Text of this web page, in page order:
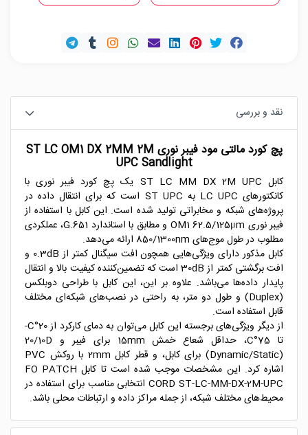
نقد و بررسی
پچ کورد مالتی مود فیبر نوری ST LC OM1 DX 2MM 2M
UPC Sandlight
کابل ST LC MM DX 2M UPC یک پچ کورد فیبر نوری با
کانکتورهای LC UPC به ST UPC است که برای انتقال داده در
پروژه‌های شبکه و مخابراتی تولید شده است. این کابل با استفاده از
فیبر نوری OM1 62.5/125μm و مطابق با استاندارد G.651، عملکردی
مطلوب در طول موج‌های 850/1300nm ارائه می‌دهد.
کابل مذکور دارای ویژگی‌هایی همچون افت سیگنال کمتر از 0.3dB و
افت برگشتی کمتر از 30dB است که تضمین‌کننده کیفیت بالا و انتقال
پایدار داده‌ها می‌باشد. علاوه بر این، این کابل با طراحی دوبلکس
(Duplex) و طول دو متر، به راحتی در نصب‌های شبکه‌ای مختلف
قابل استفاده است.
از دیگر ویژگی‌های برجسته این کابل می‌توان به دمای کارکرد از 20°C-
تا 75°C، حداقل شعاع خمش 15mm برای فیبر و 20/10D
(Dynamic/Static) برای کابل، و قطر کابل 2mm با روکش PVC
اشاره کرد. این مشخصات موجب شده است تا کابل FO PATCH
CORD ST-LC-MM-DX-2M-UPC انتخابی مناسب برای استفاده در
محیط‌های مختلف شبکه، از جمله مراکز داده و ارتباطات محلی باشد.